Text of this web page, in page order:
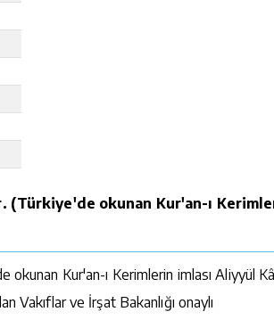
(Türkiye'de okunan Kur'an-ı
Kur'an-ı Kerimlerin imlası Aliyyül
Vakıflar ve İrşat Bakanlığı onaylı